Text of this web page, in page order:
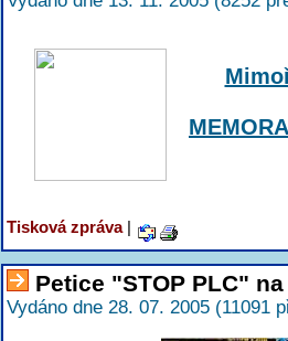
Tisková zpráva|
Petice "STOP PLC"
Vydáno dne 28. 07. 2005 (11091